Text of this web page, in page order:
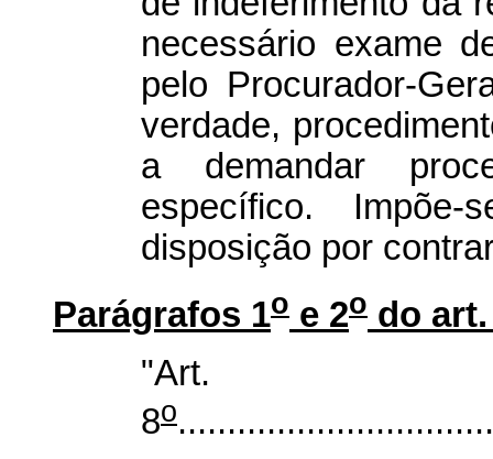
necessário exame
pelo Procurador-
verdade,
a demandar
específico.
disposição por
Parágrafos 1o e 2o do
"Art.
8o